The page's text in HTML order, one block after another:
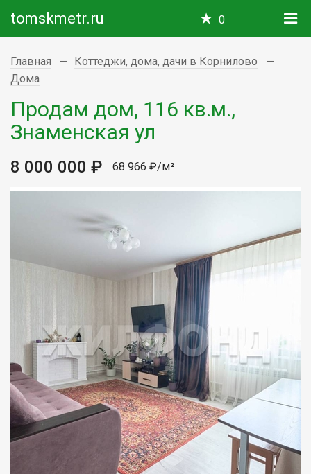
tomskmetr.ru 0
Главная
Коттеджи, дома, дачи в Корнилово
Дома
Продам дом, 116 кв.м.,
Знаменская ул
8 000 000 ₽ 68 966 ₽/м²